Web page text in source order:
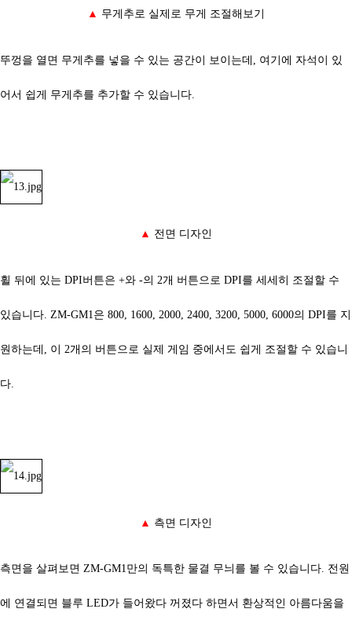
▲ 무게추로 실제로 무게 조절해보기
뚜껑을 열면 무게추를 넣을 수 있는 공간이 보이는데, 여기에 자석이 있
어서 쉽게 무게추를 추가할 수 있습니다.
▲ 전면 디자인
휠 뒤에 있는 DPI버튼은 +와 -의 2개 버튼으로 DPI를 세세히 조절할 수
있습니다. ZM-GM1은 800, 1600, 2000, 2400, 3200, 5000, 6000의 DPI를 지
원하는데, 이 2개의 버튼으로 실제 게임 중에서도 쉽게 조절할 수 있습니
다.
▲ 측면 디자인
측면을 살펴보면 ZM-GM1만의 독특한 물결 무늬를 볼 수 있습니다. 전원
에 연결되면 블루 LED가 들어왔다 꺼졌다 하면서 환상적인 아름다움을